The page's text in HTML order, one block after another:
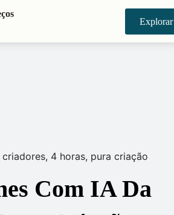
Explorar
4 horas, pura criação
Com IA Da